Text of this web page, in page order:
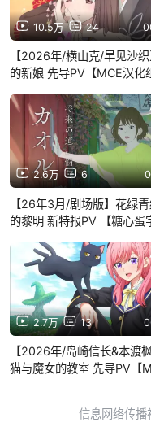
10.5万 24
【2026年/横山克/早见沙
的新娘 先导PV【MCE汉化
2.6万 6
【26年3月/剧场版】花绿
的黎明 新特报PV 【糖心蛋
2.7万 13
【2026年/岛崎信长&本渡
猫与魔女的教室 先导PV【
信息网络传